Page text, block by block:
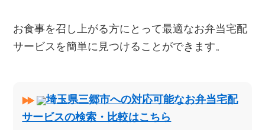
お食事を召し上がる方にとって最適なお弁当宅配
サービスを簡単に見つけることができます。
埼玉県三郷市への対応可能なお弁当宅配
サービスの検索・比較はこちら